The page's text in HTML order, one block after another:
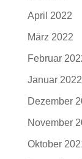
April 2022
März 2022
Februar
Januar 2022
Dezember
November
Oktober